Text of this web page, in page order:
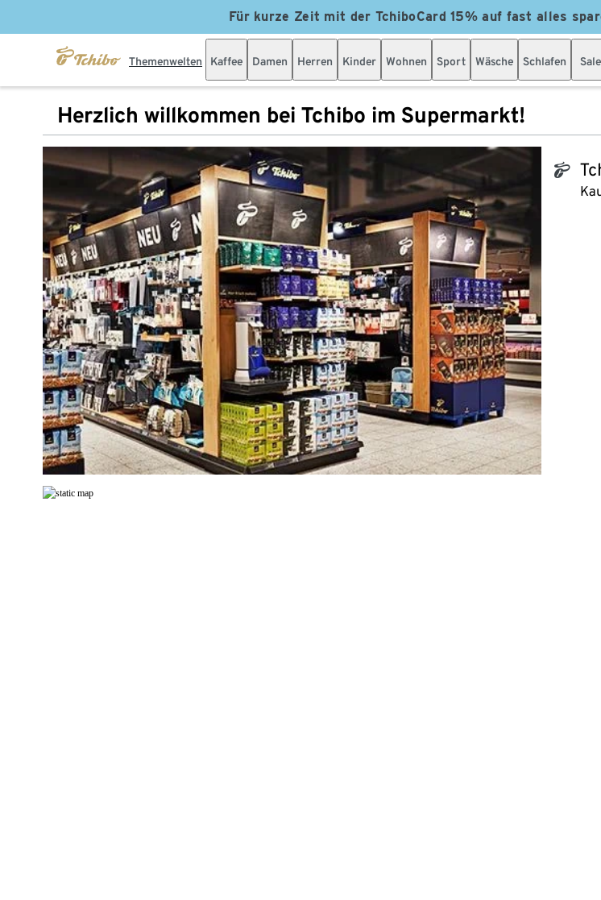
Für kurze Zeit mit der TchiboCard 15% auf fast alles
Themenwelten Kaffee Damen Herren Kinder Wohnen Sport Wäsche Schlafen Sale
Herzlich willkommen bei Tchibo im Supermarkt!
tchibo_logo